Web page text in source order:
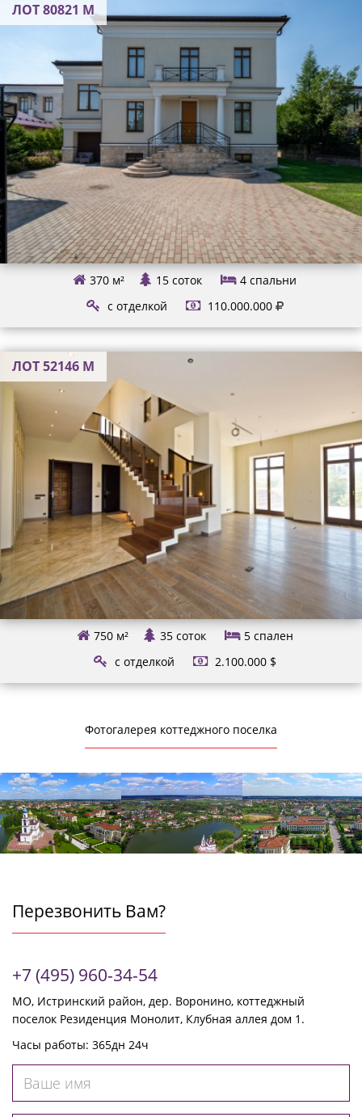
ЛОТ 80821 М
370 м² 15 соток 4 спальни
с отделкой
110.000.000
ЛОТ 52146 М
750 м² 35 соток 5спален
с отделкой
2.100.000 $
Фотогалерея коттеджного поселка
Перезвонить Вам?
+7 (495) 960-34-54
МО, Истринский район, дер. Воронино, коттеджный
поселок Резиденция Монолит, Клубная аллея дом 1.
Часы работы: 365дн 24ч
имя